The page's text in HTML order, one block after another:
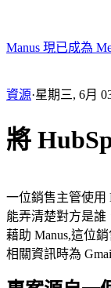
Manus 現已成為
資源·星期三, 6月
將
一位銷售主管使用
能弄清楚對方是誰
藉助 Manus,這位
相關資訊時為